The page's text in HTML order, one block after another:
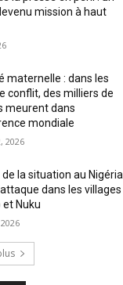
mission à haut
maternelle : dans les
conflit, des milliers de
meurent dans
mondiale
2026
la situation au Nigéria
dans les villages
et Nuku